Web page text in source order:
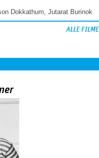
Dokkathum, Jutarat Burinok
ALLE FILME